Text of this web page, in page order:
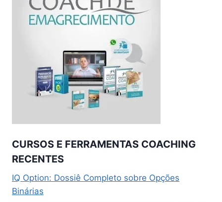
CURSOS E FERRAMENTAS COACHING
RECENTES
IQ Option: Dossiê Completo sobre Opções
Binárias